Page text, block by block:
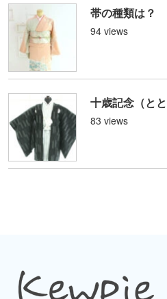
帯の種類は？
94 views
十歳記念（と
83 views